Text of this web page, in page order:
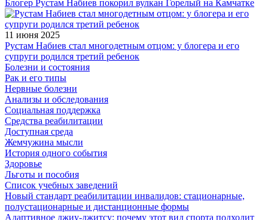
Блогер Рустам Набиев покорил вулкан Горелый на Камчатке
11 июня 2025
Рустам Набиев стал многодетным отцом: у блогера и его
супруги родился третий ребенок
Болезни и состояния
Рак и его типы
Нервные болезни
Анализы и обследования
Социальная поддержка
Средства реабилитации
Доступная среда
Жемчужина мысли
История одного события
Здоровье
Льготы и пособия
Список учебных заведений
Новый стандарт реабилитации инвалидов: стационарные,
полустационарные и дистанционные формы
Адаптивное джиу-джитсу: почему этот вид спорта подходит